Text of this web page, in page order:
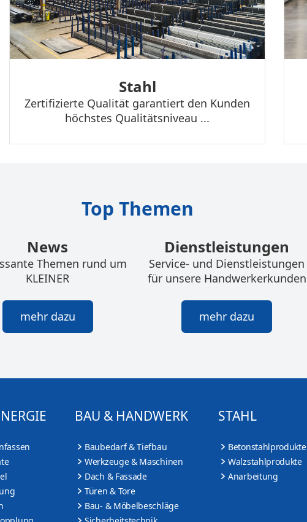
Stahl
Zertifizierte Qualität garantiert den Kunden
höchstes Qualitätsniveau ...
Top Themen
News
Themen rund um
KLEINER
mehr dazu
Dienstleistungen
Service- und Dienstleistungen
für unsere Handwerkerkunden
mehr dazu
BAU & HANDWERK
Baubedarf & Tiefbau
Werkzeuge & Maschinen
Dach & Fassade
Türen & Tore
Bau- & Möbelbeschläge
STAHL
Betonstahlprodukte
Walzstahlprodukte
Anarbeitung